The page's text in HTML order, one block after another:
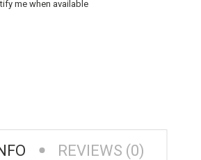
me when available
REVIEWS (0)